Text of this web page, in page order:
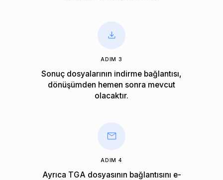
ADIM 3
Sonuç dosyalarının indirme bağlantısı,
dönüşümden hemen sonra mevcut
olacaktır.
ADIM 4
Ayrıca TGA dosyasının bağlantısını e-